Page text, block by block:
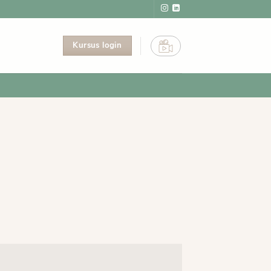
Kursus login